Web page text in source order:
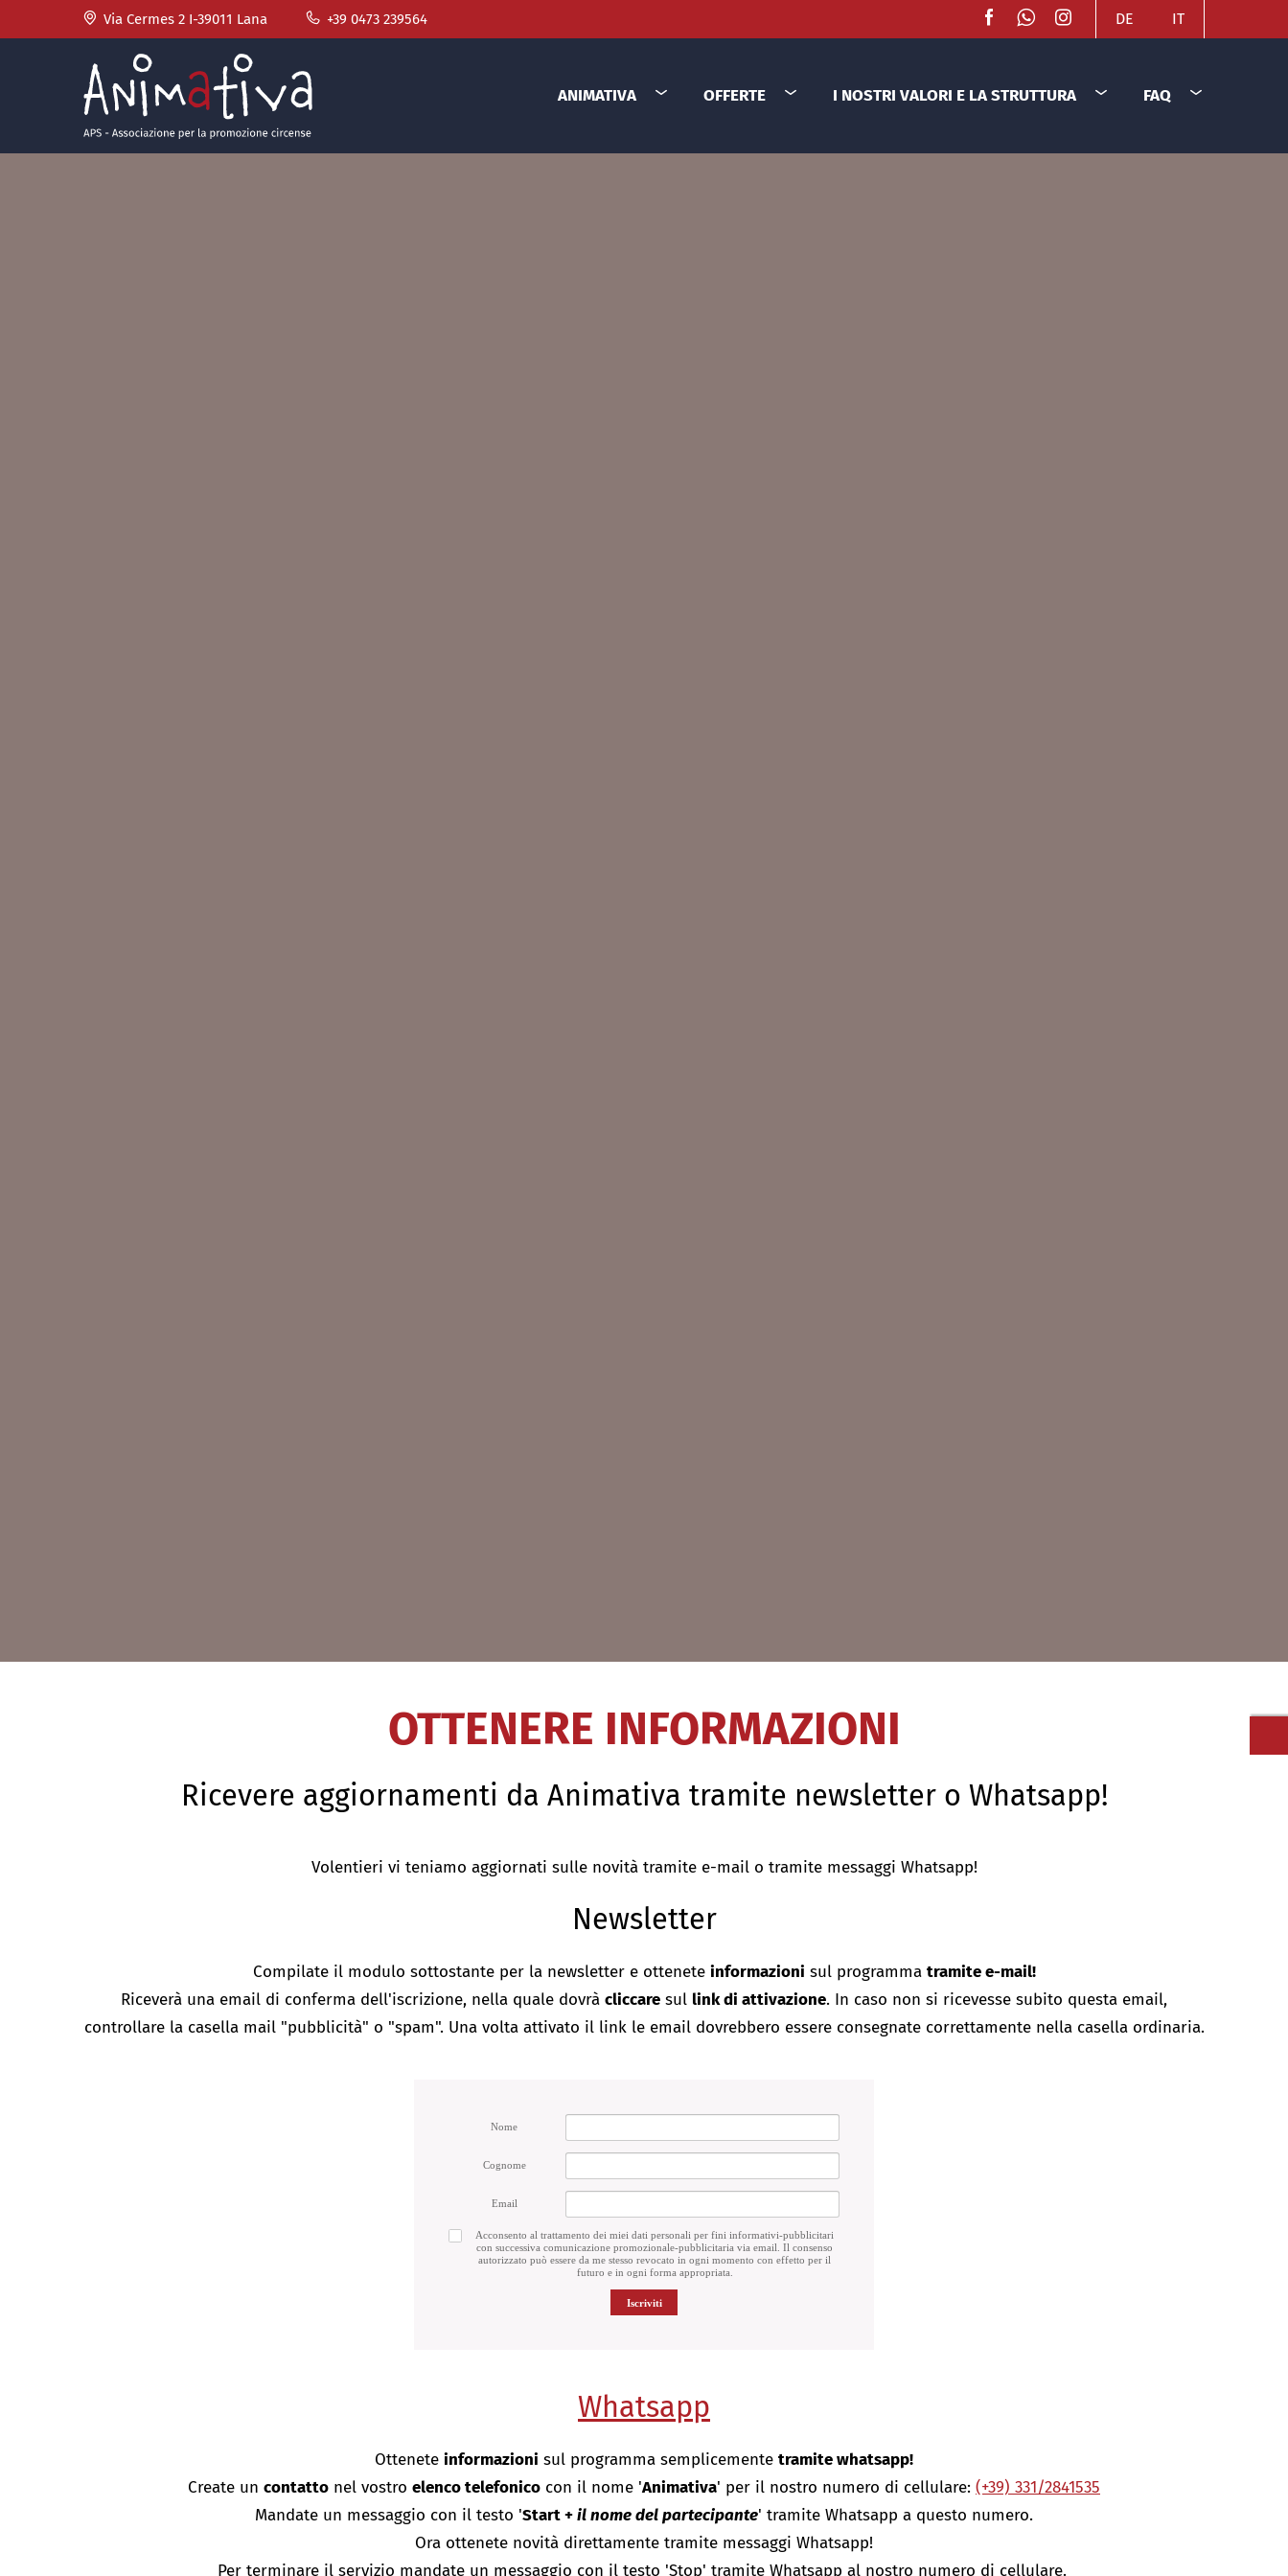
Via Cermes 2 I-39011 Lana +39 0473 239564 DE IT
ANIMATIVA OFFERTE I NOSTRI VALORI E LA STRUTTURA FAQ
OTTENERE INFORMAZIONI
Ricevere aggiornamenti da Animativa tramite newsletter o Whatsapp!
​​Volentieri vi teniamo aggiornati sulle novità tramite e-mail o tramite messaggi Whatsapp!
Newsletter
Compilate il modulo sottostante per la newsletter e ottenete informazioni sul programma tramite e-mail!
Riceverà una email di conferma dell'iscrizione, nella quale dovrà cliccare sul link di attivazione. In caso non si ricevesse subito questa email,
controllare la casella mail "pubblicità" o "spam". Una volta attivato il link le email dovrebbero essere consegnate correttamente nella casella ordinaria.
Nome
Cognome
Email
Acconsento al trattamento dei miei dati personali per fini informativi-pubblicitari
con successiva comunicazione promozionale-pubblicitaria via email. Il consenso
autorizzato può essere da me stesso revocato in ogni momento con effetto per il
futuro e in ogni forma appropriata.
Iscriviti
Whatsapp
​Ottenete informazioni sul programma semplicemente tramite whatsapp!​
Create un contatto nel vostro elenco telefonico con il nome 'Animativa' per il nostro numero di cellulare: (+39) 331/2841535
​Mandate un messaggio con il testo 'Start +il nome del partecipante' tramite Whatsapp a questo numero.
Ora ottenete novità direttamente tramite messaggi Whatsapp!
​Per terminare il servizio mandate un messaggio con il testo 'Stop' tramite Whatsapp al nostro numero di cellulare.